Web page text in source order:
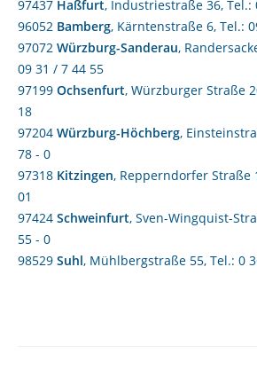
97437 Haßfurt, Industriestraße 36, Tel.:
96052 Bamberg, Kärntenstraße 6, Tel.:
97072 Würzburg-Sanderau,
09 31 / 7 44 55
97199 Ochsenfurt, Würzburger Straße
18
97204 Würzburg-Höchberg,
78 - 0
97318 Kitzingen, Repperndorfer Straße
01
97424 Schweinfurt, Sven-Wingquist-
55 - 0
98529 Suhl, Mühlbergstraße 55, Tel.: 0